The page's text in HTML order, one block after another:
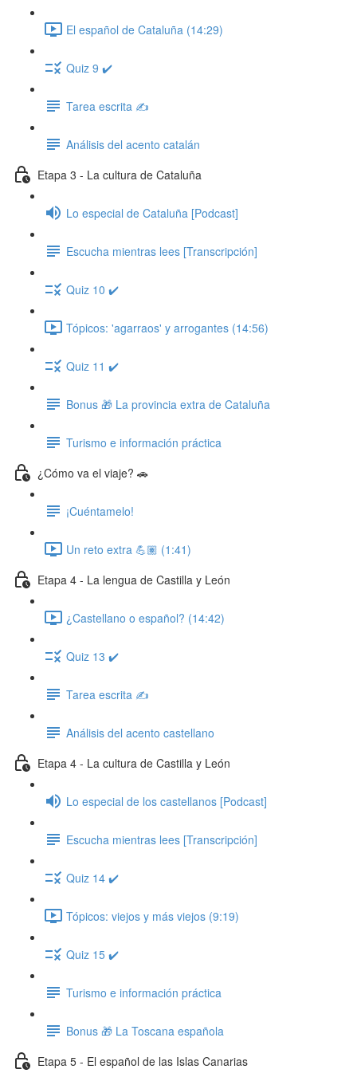
El español de Cataluña (14:29)
Quiz 9 ✔️
Tarea escrita ✍️
Análisis del acento catalán
Etapa 3 - La cultura de Cataluña
Lo especial de Cataluña [Podcast]
Escucha mientras lees [Transcripción]
Quiz 10 ✔️
Tópicos: 'agarraos' y arrogantes (14:56)
Quiz 11 ✔️
Bonus 🎁 La provincia extra de Cataluña
Turismo e información práctica
¿Cómo va el viaje? 🚗
¡Cuéntamelo!
Un reto extra 💪🏽 (1:41)
Etapa 4 - La lengua de Castilla y León
¿Castellano o español? (14:42)
Quiz 13 ✔️
Tarea escrita ✍️
Análisis del acento castellano
Etapa 4 - La cultura de Castilla y León
Lo especial de los castellanos [Podcast]
Escucha mientras lees [Transcripción]
Quiz 14 ✔️
Tópicos: viejos y más viejos (9:19)
Quiz 15 ✔️
Turismo e información práctica
Bonus 🎁 La Toscana española
Etapa 5 - El español de las Islas Canarias